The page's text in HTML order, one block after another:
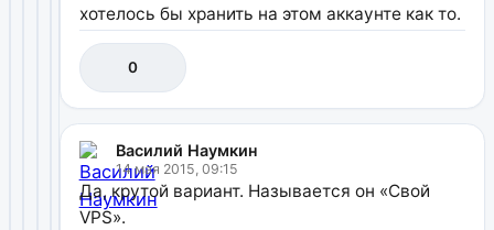
хотелось бы хранить на этом аккаунте как то.
0
Василий Наумкин
14 мая 2015, 09:15
Да, крутой вариант. Называется он «Свой
VPS».